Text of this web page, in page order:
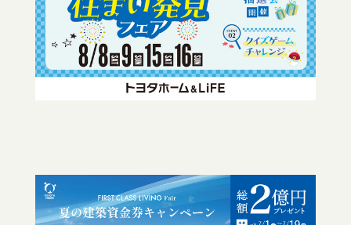
代表ご挨拶
企業理念・行動指針
会社概要
事業内容
採用情報